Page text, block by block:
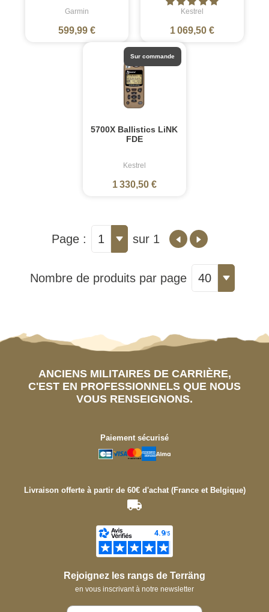
Garmin
599,99 €
Kestrel
1 069,50 €
5700X Ballistics LiNK
FDE
Kestrel
1 330,50 €
Sur commande
Page : 1 sur 1
Nombre de produits par page 40
ANCIENS MILITAIRES DE CARRIÈRE,
C'EST EN PROFESSIONNELS QUE NOUS
VOUS RENSEIGNONS.
Paiement sécurisé
Livraison offerte à partir de 60€ d'achat (France et Belgique)
Rejoignez les rangs de Terräng
en vous inscrivant à notre newsletter